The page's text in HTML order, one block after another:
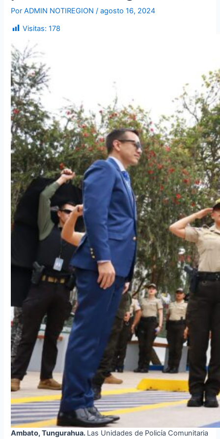
PorADMIN NOTIREGION/agosto 16, 2024
Visitas: 178
Ambato, Tungurahua. Las Unidades de Policía Comunitaria